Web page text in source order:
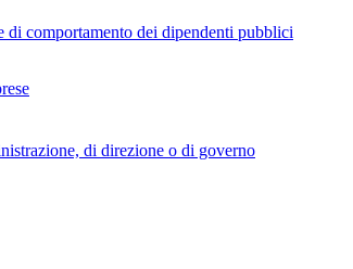
di comportamento dei dipendenti pubblici
di direzione o di governo